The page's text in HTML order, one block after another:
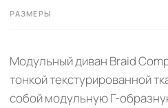
РАЗМЕРЫ
Модульный диван Braid
тонкой текстурированной
собой модульную Г-